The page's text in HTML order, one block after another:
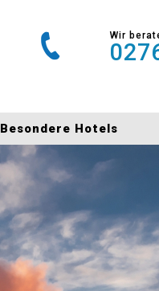
Wir
Besondere Hotels